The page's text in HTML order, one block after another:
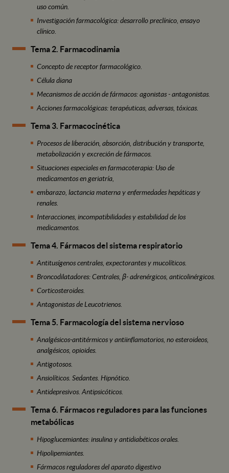
uso común.
Investigación farmacológica: desarrollo preclínico, ensayo
clínico.
Tema 2. Farmacodinamia
Concepto de receptor farmacológico.
Célula diana
Mecanismos de acción de fármacos: agonistas - antagonistas.
Acciones farmacológicas: terapéuticas, adversas, tóxicas.
Tema 3. Farmacocinética
Procesos de liberación, absorción, distribución y transporte,
metabolización y excreción de fármacos.
Situaciones especiales en farmacoterapia: Uso de
medicamentos en geriatría,
embarazo, lactancia materna y enfermedades hepáticas y
renales.
Interacciones, incompatibilidades y estabilidad de los
medicamentos.
Tema 4. Fármacos del sistema respiratorio
Antitusígenos centrales, expectorantes y mucolíticos.
Broncodilatadores: Centrales, β- adrenérgicos, anticolinérgicos.
Corticosteroides.
Antagonistas de Leucotrienos.
Tema 5. Farmacología del sistema nervioso
Analgésicos-antitérmicos y antiinflamatorios, no esteroideos,
analgésicos, opioides.
Antigotosos.
Ansiolíticos. Sedantes. Hipnótico.
Antidepresivos. Antipsicóticos.
Tema 6. Fármacos reguladores para las funciones
metabólicas
Hipoglucemiantes: insulina y antidiabéticos orales.
Hipolipemiantes.
Fármacos reguladores del aparato digestivo